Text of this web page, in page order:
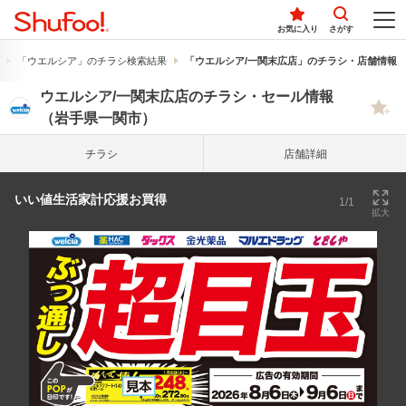
お気に入り さがす
「ウエルシア」のチラシ検索結果 「ウエルシア/一関末広店」のチラシ・店舗情報
ウエルシア/一関末広店のチラシ・セール情報
（岩手県一関市）
チラシ 店舗詳細
いい値生活家計応援お買得 1/1
拡大